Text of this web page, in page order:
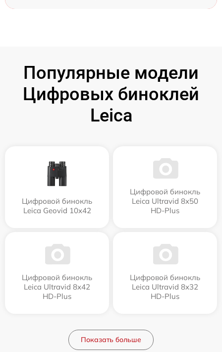
Популярные модели
Цифровых биноклей
Leica
Цифровой бинокль
Leica Geovid 10x42
Цифровой бинокль
Leica Ultravid 8x50
HD-Plus
Цифровой бинокль
Leica Ultravid 8x42
HD-Plus
Цифровой бинокль
Leica Ultravid 8x32
HD-Plus
Показать больше